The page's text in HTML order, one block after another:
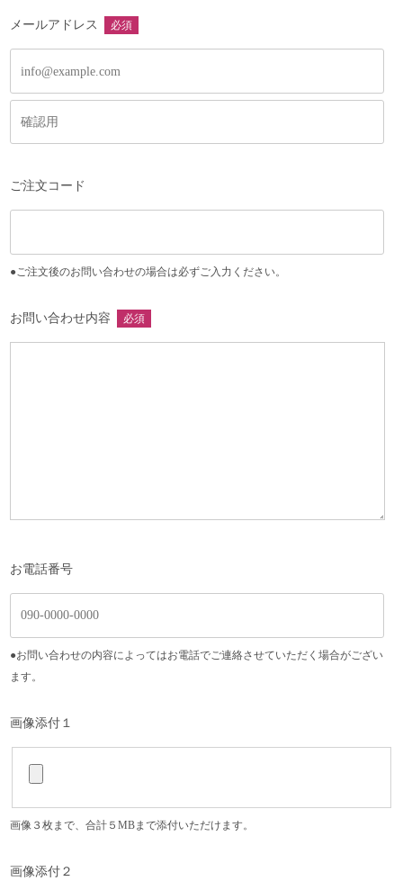
メールアドレス 必須
ご注文コード
●ご注文後のお問い合わせの場合は必ずご入力ください。
お問い合わせ内容 必須
お電話番号
●お問い合わせの内容によってはお電話でご連絡させていただく場合がござい
ます。
画像添付１
画像３枚まで、合計５MBまで添付いただけます。
画像添付２